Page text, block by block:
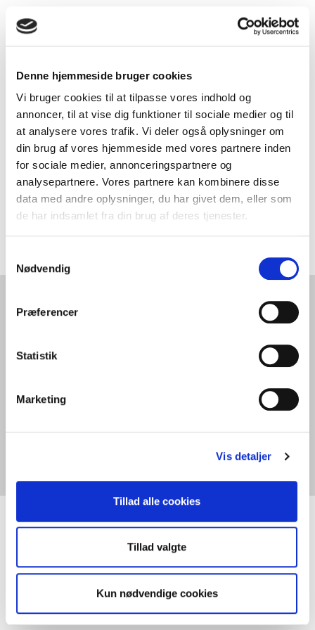
Denne hjemmeside bruger cookies
Vi bruger cookies til at tilpasse vores indhold og
annoncer, til at vise dig funktioner til sociale medier og til
at analysere vores trafik. Vi deler også oplysninger om
din brug af vores hjemmeside med vores partnere inden
for sociale medier, annonceringspartnere og
analysepartnere. Vores partnere kan kombinere disse
data med andre oplysninger, du har givet dem, eller som
de har indsamlet fra din brug af deres tjenester.
Nødvendig
Præferencer
Statistik
Marketing
Vis detaljer
Tillad alle cookies
Tillad valgte
Kun nødvendige cookies
DANMARKS FRIVILLIGE STYRKE
Vi styrker Forsvaret, Politiet og samfundet, når vi
løser opgaver, der kalder på vores evner og
indsats.
Hjemmeværnskommandoen
Vordingborg Kaserne
4760 Vordingborg